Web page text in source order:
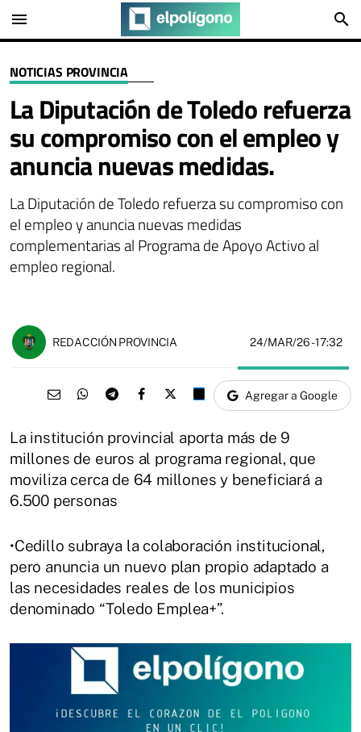
menu search
NOTICIAS PROVINCIA
La Diputación de Toledo refuerza
su compromiso con el empleo y
anuncia nuevas medidas.
La Diputación de Toledo refuerza su compromiso con
el empleo y anuncia nuevas medidas
complementarias al Programa de Apoyo Activo al
empleo regional.
REDACCIÓN PROVINCIA 24/MAR/26- 17:32
Agregar a Google
La institución provincial aporta más de 9
millones de euros al programa regional, que
moviliza cerca de 64 millones y beneficiará a
6.500 personas
•Cedillo subraya la colaboración institucional,
pero anuncia un nuevo plan propio adaptado a
las necesidades reales de los municipios
denominado “Toledo Emplea+”.